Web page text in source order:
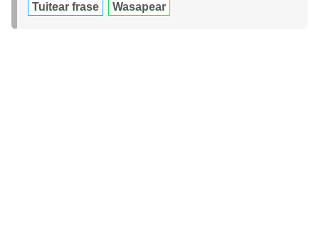
Tuitear frase Wasapear